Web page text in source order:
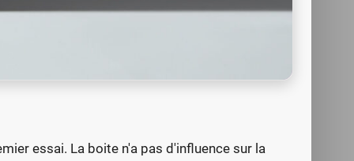
essai. La boite n'a pas d'influence sur la